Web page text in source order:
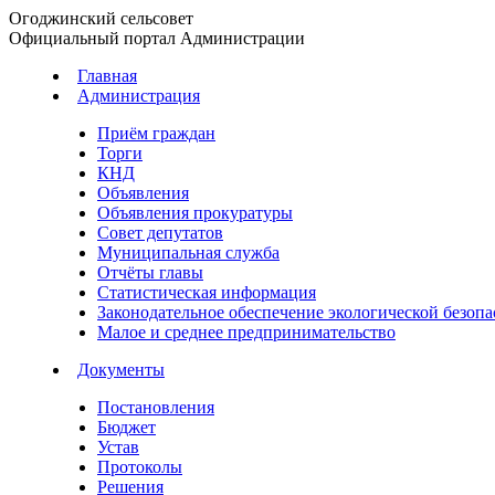
Огоджинский сельсовет
Официальный портал Администрации
Главная
Администрация
Приём граждан
Торги
КНД
Объявления
Объявления прокуратуры
Совет депутатов
Муниципальная служба
Отчёты главы
Статистическая информация
Законодательное обеспечение экологической
Малое и среднее предпринимательство
Документы
Постановления
Бюджет
Устав
Протоколы
Решения